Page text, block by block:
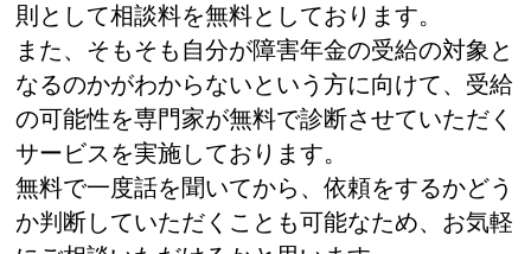
則として相談料を無料としております。
また、そもそも自分が障害年金の受給の対象と
なるのかがわからないという方に向けて、受給
の可能性を専門家が無料で診断させていただく
サービスを実施しております。
無料で一度話を聞いてから、依頼をするかどう
か判断していただくことも可能なため、お気軽